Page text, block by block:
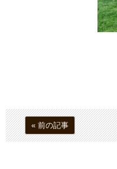
« 前の記事